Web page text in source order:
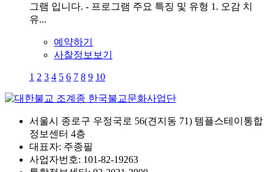
그램 입니다. - 프로그램 주요 특징 및 유형 1. 오감 치
유...
예약하기
사찰정보보기
1 2 3 4 5 6 7 8 9 10
서울시 종로구 우정국로 56(견지동 71) 템플스테이통합
정보센터 4층
대표자: 주종필
사업자번호: 101-82-19263